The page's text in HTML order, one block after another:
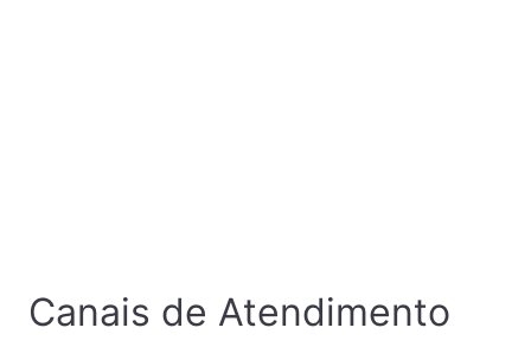
Canais de Atendimento